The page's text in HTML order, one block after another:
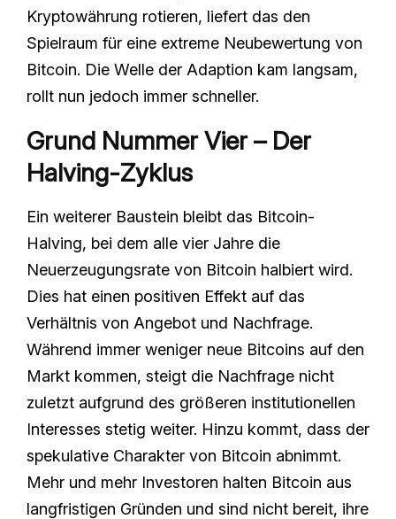
Kryptowährung rotieren, liefert das den
Spielraum für eine extreme Neubewertung von
Bitcoin. Die Welle der Adaption kam langsam,
rollt nun jedoch immer schneller.
Grund Nummer Vier – Der
Halving-Zyklus
Ein weiterer Baustein bleibt das Bitcoin-
Halving, bei dem alle vier Jahre die
Neuerzeugungsrate von Bitcoin halbiert wird.
Dies hat einen positiven Effekt auf das
Verhältnis von Angebot und Nachfrage.
Während immer weniger neue Bitcoins auf den
Markt kommen, steigt die Nachfrage nicht
zuletzt aufgrund des größeren institutionellen
Interesses stetig weiter. Hinzu kommt, dass der
spekulative Charakter von Bitcoin abnimmt.
Mehr und mehr Investoren halten Bitcoin aus
langfristigen Gründen und sind nicht bereit, ihre